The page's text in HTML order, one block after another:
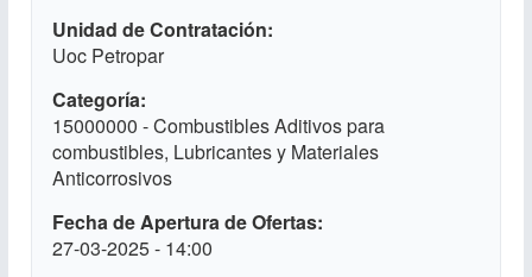
Unidad de Contratación
Uoc Petropar
Categoría
15000000 - Combustibles Aditivos para
combustibles, Lubricantes y Materiales
Anticorrosivos
Fecha de Apertura de Ofertas
27-03-2025 - 14:00